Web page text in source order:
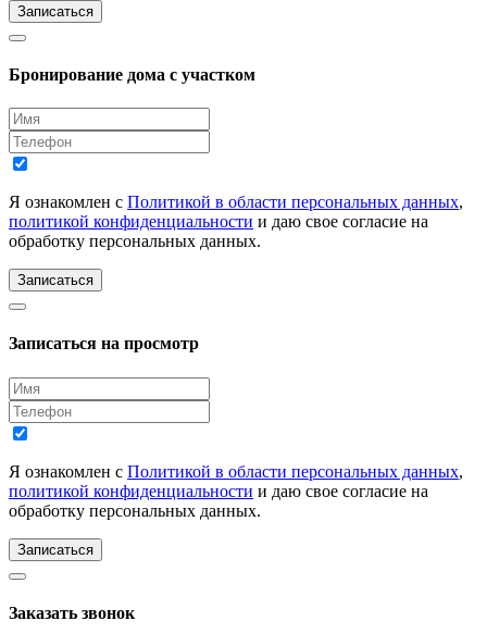
Записаться
Бронирование дома с участком
Я ознакомлен с Политикой в области персональных данных,
политикой конфиденциальности и даю свое согласие на
обработку персональных данных.
Записаться
Записаться на просмотр
Я ознакомлен с Политикой в области персональных данных,
политикой конфиденциальности и даю свое согласие на
обработку персональных данных.
Записаться
Заказать звонок